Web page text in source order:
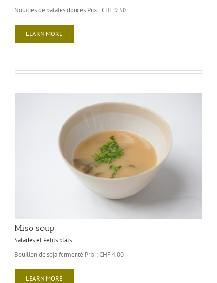
Nouilles de patates douces Prix : CHF 9.50
LEARN MORE
Miso soup
Salades et Petits plats
Bouillon de soja fermenté Prix : CHF 4.00
LEARN MORE